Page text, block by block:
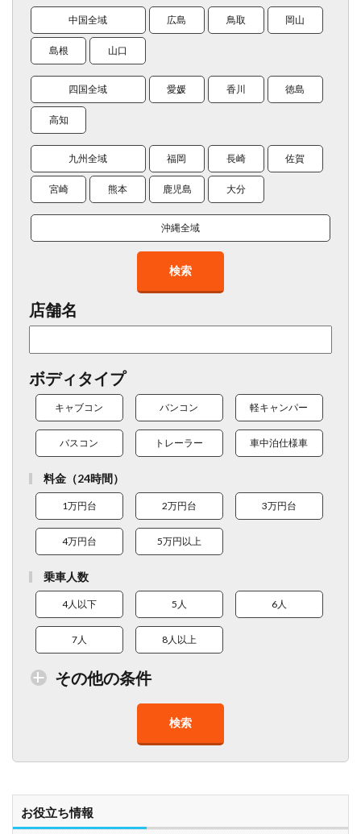
中国全域 広島 鳥取 岡山
島根 山口
四国全域 愛媛 香川 徳島
高知
九州全域 福岡 長崎 佐賀
宮崎 熊本 鹿児島 大分
沖縄全域
検索
店舗名
ボディタイプ
キャブコン バンコン 軽キャンパー
バスコン トレーラー 車中泊仕様車
料金（24時間）
1万円台 2万円台 3万円台
4万円台 5万円以上
乗車人数
4人以下 5人 6人
7人 8人以上
その他の条件
車椅子対応
検索
お役立ち情報